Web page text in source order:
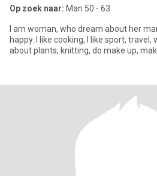
Op zoek naar: Man 50 - 63
I am woman, who dream about her
happy. I like cooking, I like sport, travel,
about plants, knitting, do make up,